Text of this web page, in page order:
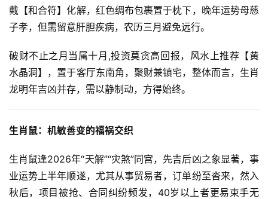
戴【和合符】化解，红色绸布包裹置于枕下，晚年运势母慈
子孝，但需留意肝胆疾病，农历三月避免远行。
破财不止之月当属十月,投资莫贪高回报，风水上推荐【黄
水晶洞】，置于客厅东南角，聚财兼镇宅，整体而言，生肖
龙明年吉凶并存，需以静制动，方得始终。
生肖鼠：机敏善变的福祸交织
生肖鼠逢2026年“天解”“灾煞”同宫，先吉后凶之象显著，事
业运势上半年顺遂，尤其从事贸易者，订单纷至沓来，然入
秋后，项目被抢、合同纠纷频发，40岁以上者更易束手无